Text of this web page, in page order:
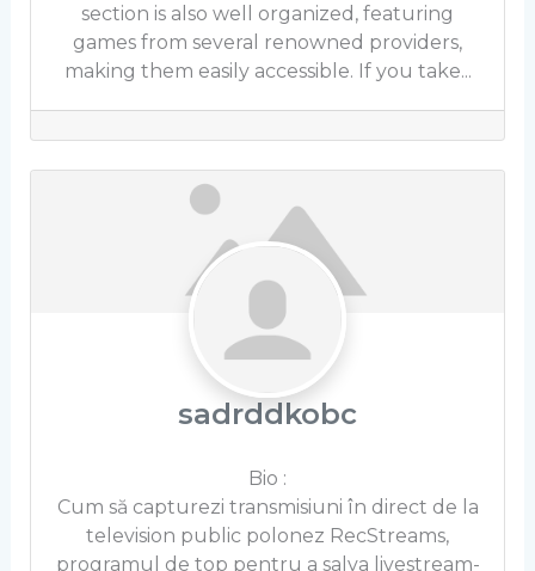
section is also well organized, featuring
games from several renowned providers,
making them easily accessible. If you take...
sadrddkobc
Bio :
Cum să capturezi transmisiuni în direct de la
television public polonez RecStreams,
programul de top pentru a salva livestream-